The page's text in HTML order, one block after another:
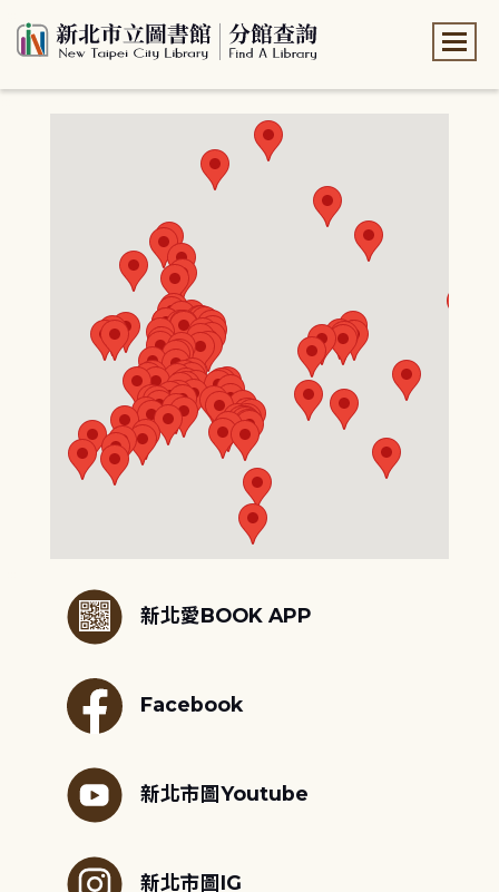
新北愛BOOK APP
Facebook
新北市圖Youtube
新北市圖IG